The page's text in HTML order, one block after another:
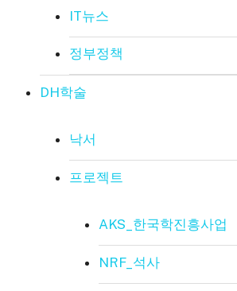
IT뉴스
정부정책
DH학술
낙서
프로젝트
AKS_한국학진흥사업
NRF_석사